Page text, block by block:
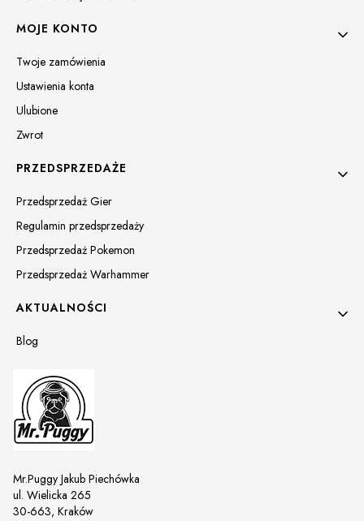
MOJE KONTO
Twoje zamówienia
Ustawienia konta
Ulubione
Zwrot
PRZEDSPRZEDAŻE
Przedsprzedaż Gier
Regulamin przedsprzedaży
Przedsprzedaż Pokemon
Przedsprzedaż Warhammer
AKTUALNOŚCI
Blog
Mr.Puggy Jakub Piechówka
ul. Wielicka 265
30-663, Kraków